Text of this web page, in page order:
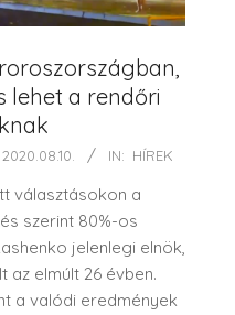
lehet a rendőri
2020.08.10. IN: HÍREK
választásokon a
szerint 80%-os
jelenlegi elnök,
az elmúlt 26 évben.
a valódi eredmények